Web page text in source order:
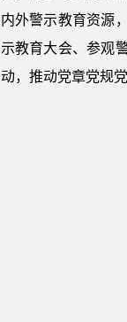
内外警示教育资源
示教育大会、参观
动，推动党章党规